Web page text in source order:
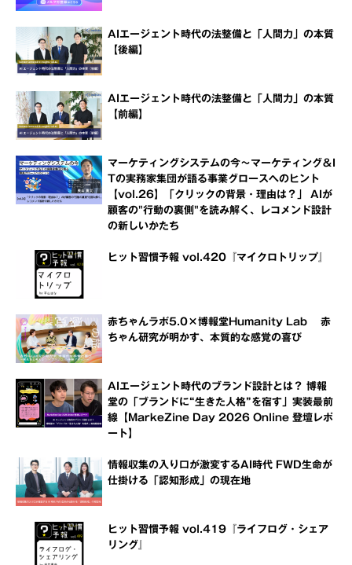
AIエージェント時代の法整備と「人間力」の本質
【後編】
AIエージェント時代の法整備と「人間力」の本質
【前編】
マーケティングシステムの今～マーケティング＆I
Tの実務家集団が語る事業グロースへのヒント
【vol.26】「クリックの背景・理由は？」 AIが
顧客の"行動の裏側"を読み解く、レコメンド設計
の新しいかたち
ヒット習慣予報 vol.420『マイクロトリップ』
赤ちゃんラボ5.0×博報堂Humanity Lab 赤
ちゃん研究が明かす、本質的な感覚の喜び
AIエージェント時代のブランド設計とは？ 博報
堂の「ブランドに“生きた人格”を宿す」実装最前
線【MarkeZine Day 2026 Online 登壇レポ
ート】
情報収集の入り口が激変するAI時代 FWD生命が
仕掛ける「認知形成」の現在地
ヒット習慣予報 vol.419『ライフログ・シェア
リング』